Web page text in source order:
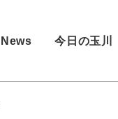
News 今日の玉川